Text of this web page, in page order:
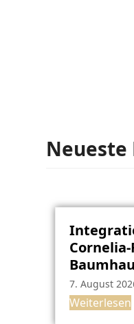
7. August
Weiterlesen